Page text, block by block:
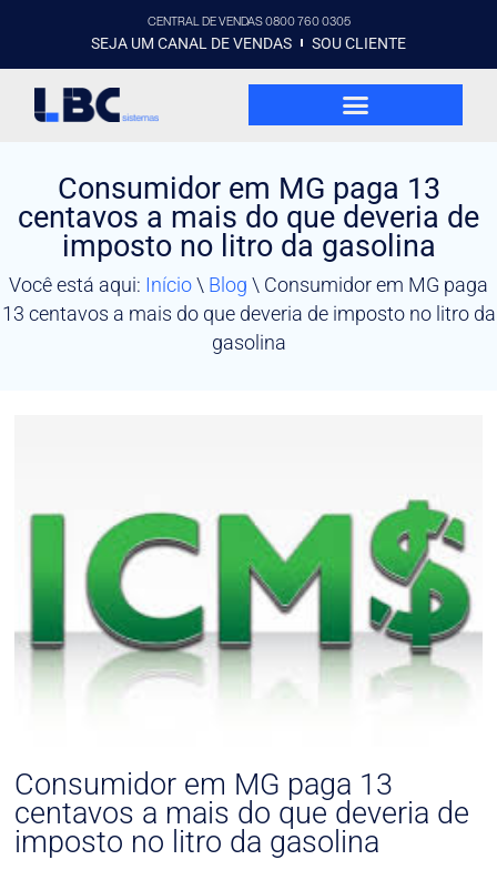
CENTRAL DE VENDAS 0800 760 0305
SEJA UM CANAL DE VENDAS SOU CLIENTE
Consumidor em MG paga 13
centavos a mais do que deveria de
imposto no litro da gasolina
Você está aqui: Início\ Blog \ Consumidor em MG paga
13 centavos a mais do que deveria de imposto no litro da
gasolina
Consumidor em MG paga 13
centavos a mais do que deveria de
imposto no litro da gasolina